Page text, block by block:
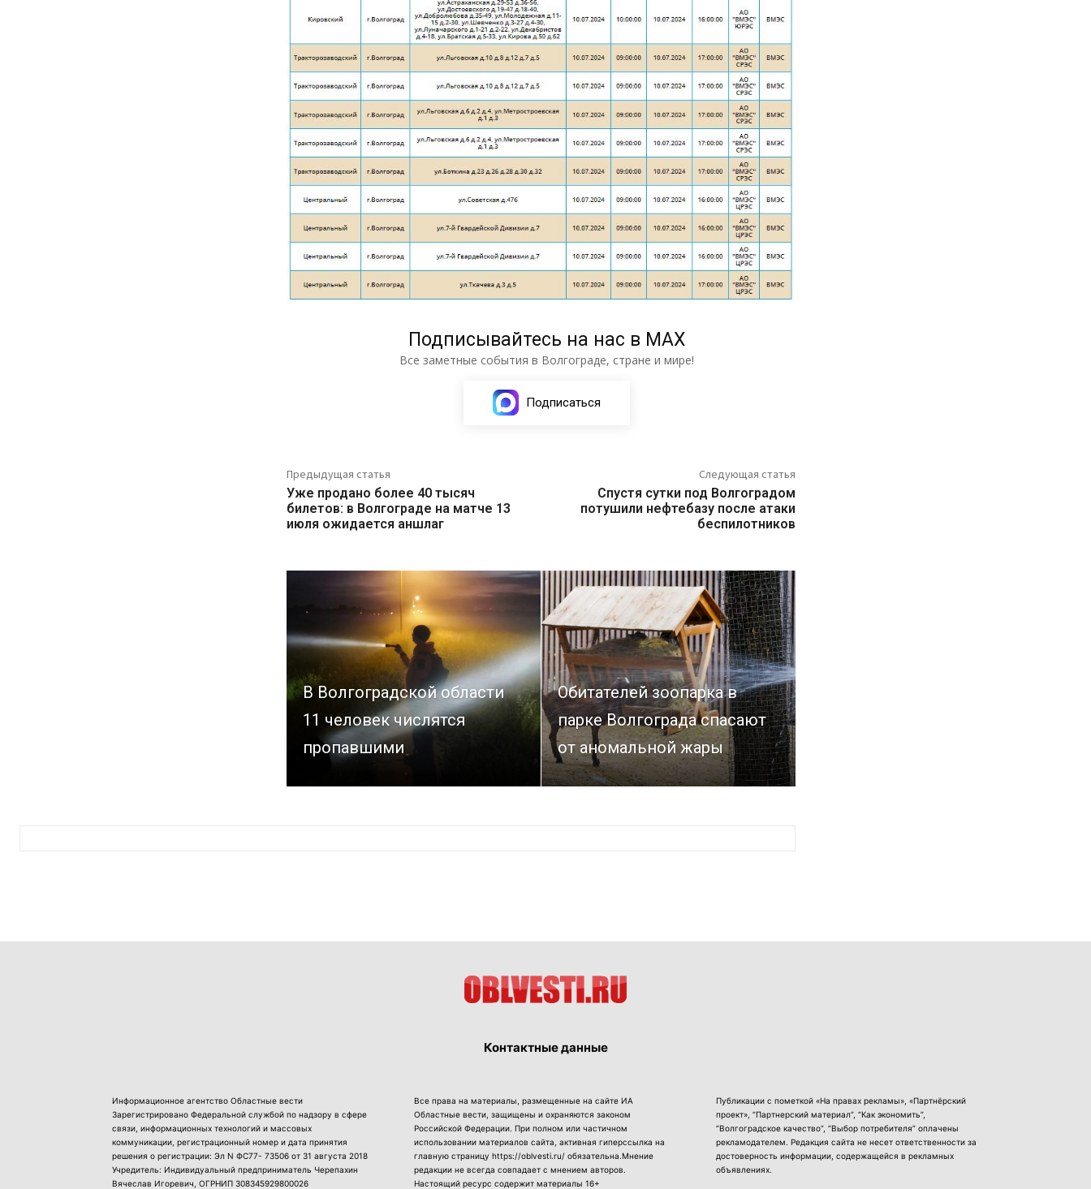
Подписывайтесь на нас в МАХ
Все заметные события в Волгограде, стране и мире!
Подписаться
Предыдущая статья
Уже продано более 40 тысяч
билетов: в Волгограде на матче 13
июля ожидается аншлаг
Следующая статья
Спустя сутки под Волгоградом
потушили нефтебазу после атаки
беспилотников
В Волгоградской области
11 человек числятся
пропавшими
Обитателей зоопарка в
парке Волгограда спасают
от аномальной жары
Контактные данные
Информационное агентство Областные вести
Зарегистрировано Федеральной службой по надзору в сфере
связи, информационных технологий и массовых
коммуникации, регистрационный номер и дата принятия
решения о регистрации: Эл N ФС77- 73506 от 31 августа 2018
Учредитель: Индивидуальный предприниматель Черепахин
Вячеслав Игоревич, ОГРНИП 308345929800026
Все права на материалы, размещенные на сайте ИА
Областные вести, защищены и охраняются законом
Российской Федерации. При полном или частичном
использовании материалов сайта, активная гиперссылка на
главную страницу https://oblvesti.ru/ обязательна.Мнение
редакции не всегда совпадает с мнением авторов.
Настоящий ресурс содержит материалы 16+
Публикации с пометкой «На правах рекламы», «Партнёрский
проект», “Партнерский материал”, “Как экономить”,
“Волгоградское качество”, “Выбор потребителя” оплачены
рекламодателем. Редакция сайта не несет ответственности за
достоверность информации, содержащейся в рекламных
объявлениях.